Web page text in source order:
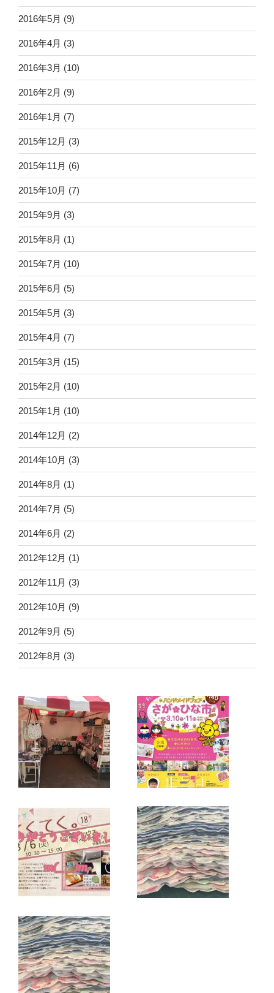
2016年5月 (9)
2016年4月 (3)
2016年3月 (10)
2016年2月 (9)
2016年1月 (7)
2015年12月 (3)
2015年11月 (6)
2015年10月 (7)
2015年9月 (3)
2015年8月 (1)
2015年7月 (10)
2015年6月 (5)
2015年5月 (3)
2015年4月 (7)
2015年3月 (15)
2015年2月 (10)
2015年1月 (10)
2014年12月 (2)
2014年10月 (3)
2014年8月 (1)
2014年7月 (5)
2014年6月 (2)
2012年12月 (1)
2012年11月 (3)
2012年10月 (9)
2012年9月 (5)
2012年8月 (3)